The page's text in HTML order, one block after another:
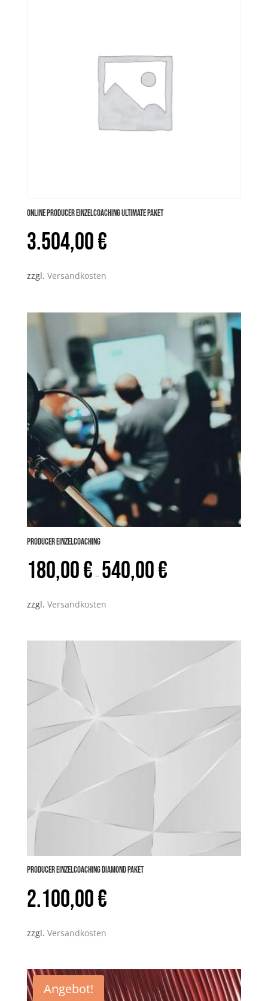
900,00 €
849,00 €.
Online PRODUCER Einzelcoaching ULTIMATE Paket
3.504,00€
zzgl. Versandkosten
PRODUCER Einzelcoaching
180,00€ – 540,00€
zzgl. Versandkosten
PRODUCER Einzelcoaching DIAMOND Paket
2.100,00€
zzgl. Versandkosten
Angebot!